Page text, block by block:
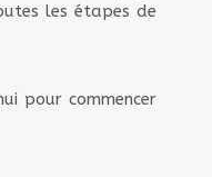
les étapes de
pour commencer